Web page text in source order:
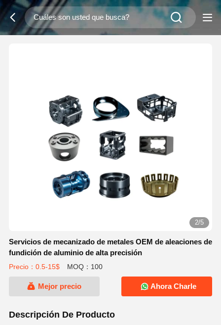
2/5
Servicios de mecanizado de metales OEM de aleaciones de
fundición de aluminio de alta precisión
Precio：0.5-15$ MOQ：100
Mejor precio Ahora Charle
Descripción De Producto